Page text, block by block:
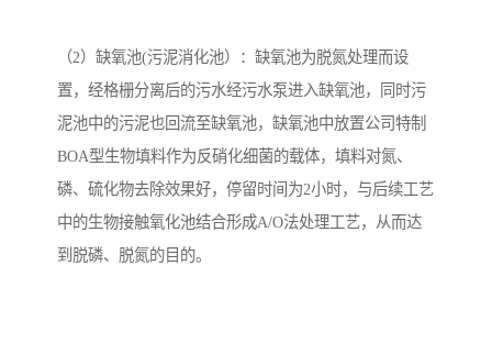
（2）缺氧池(污泥消化池）：缺氧池为脱氮处理而设
置，经格栅分离后的污水经污水泵进入缺氧池，同时污
泥池中的污泥也回流至缺氧池，缺氧池中放置公司特制
BOA型生物填料作为反硝化细菌的载体，填料对氮、
磷、硫化物去除效果好，停留时间为2小时，与后续工艺
中的生物接触氧化池结合形成A/O法处理工艺，从而达
到脱磷、脱氮的目的。